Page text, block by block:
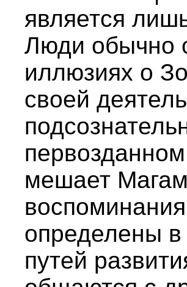
является
Люди обычно
иллюзиях о
своей
мешает
определены
путей